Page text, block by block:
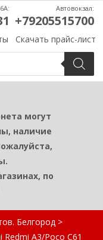
Скачать прайс-лист
Автовокзал:
+79205515700
могут
наличие
по
Белгород >
A3/Poco C61